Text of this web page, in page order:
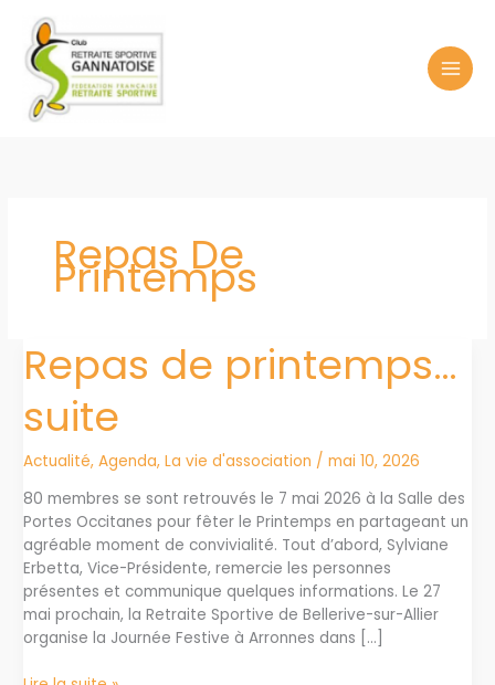
contenu
Repas De
Printemps
Repas de printemps…
suite
Actualité,Agenda,La vie d'association /mai 10, 2026
80 membres se sont retrouvés le 7 mai 2026 à la Salle des
Portes Occitanes pour fêter le Printemps en partageant un
agréable moment de convivialité. Tout d’abord, Sylviane
Erbetta, Vice-Présidente, remercie les personnes
présentes et communique quelques informations. Le 27
mai prochain, la Retraite Sportive de Bellerive-sur-Allier
organise la Journée Festive à Arronnes dans […]